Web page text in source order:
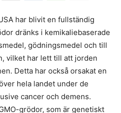
har blivit en fullständig
dränks i kemikaliebaserade
gödningsmedel och till
vilket har lett till att jorden
Detta har också orsakat en
hela landet under de
cancer och demens.
grödor, som är genetiskt